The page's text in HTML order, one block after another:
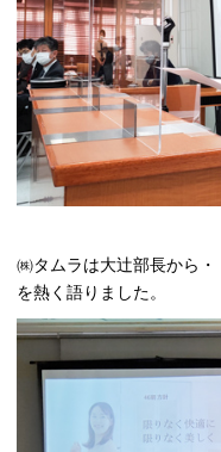
㈱タムラは大辻部長から
を熱く語りました。